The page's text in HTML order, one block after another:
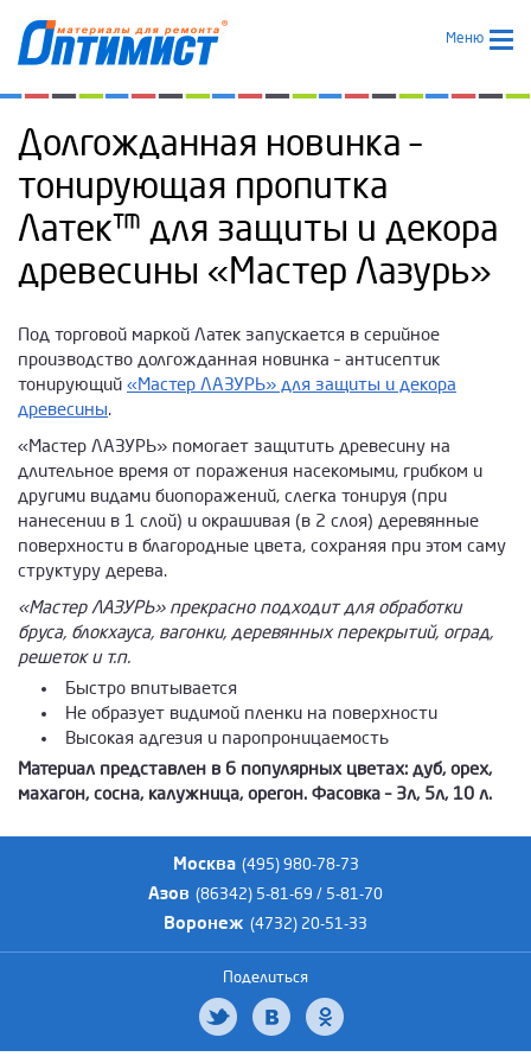
Меню
Долгожданная новинка –
тонирующая пропитка
Латек™ для защиты и декора
древесины «Мастер Лазурь»
Под торговой маркой Латек запускается в серийное
производство долгожданная новинка – антисептик
тонирующий «Мастер ЛАЗУРЬ» для защиты и декора
древесины.
«Мастер ЛАЗУРЬ» помогает защитить древесину на
длительное время от поражения насекомыми, грибком и
другими видами биопоражений, слегка тонируя (при
нанесении в 1 слой) и окрашивая (в 2 слоя) деревянные
поверхности в благородные цвета, сохраняя при этом саму
структуру дерева.
«Мастер ЛАЗУРЬ» прекрасно подходит для обработки
бруса, блокхауса, вагонки, деревянных перекрытий, оград,
решеток и т.п.
Быстро впитывается
Не образует видимой пленки на поверхности
Высокая адгезия и паропроницаемость
Материал представлен в 6 популярных цветах: дуб, орех,
махагон, сосна, калужница, орегон. Фасовка – 3л, 5л, 10 л.
Москва (495) 980-78-73
Азов (86342) 5-81-69 / 5-81-70
Воронеж (4732) 20-51-33
Поделиться